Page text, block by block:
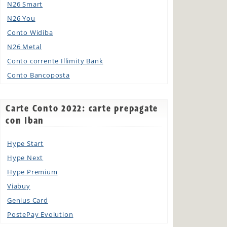
N26 Smart
N26 You
Conto Widiba
N26 Metal
Conto corrente Illimity Bank
Conto Bancoposta
Carte Conto 2022: carte prepagate
con Iban
Hype Start
Hype Next
Hype Premium
Viabuy
Genius Card
PostePay Evolution